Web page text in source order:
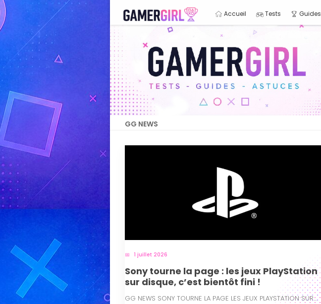
Accueil Tests Guides
GG NEWS
1 juillet 2026
Sony tourne la page : les jeux PlayStation
sur disque, c’est bientôt fini !
GG NEWS SONY TOURNE LA PAGE LES JEUX PLAYSTATION SUR...